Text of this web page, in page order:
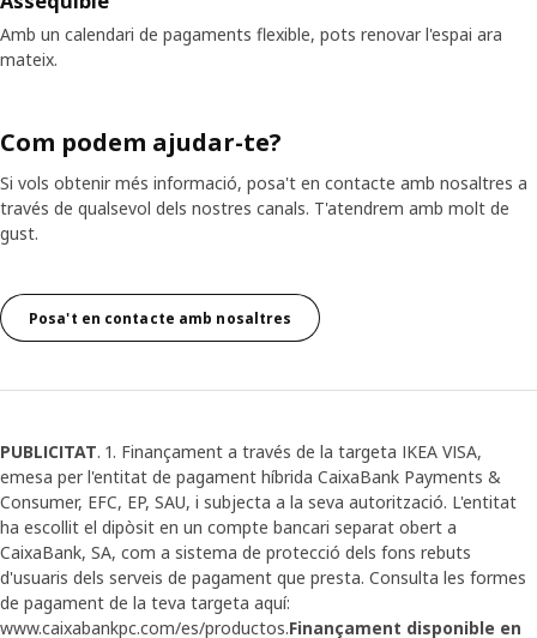
Amb un calendari de pagaments flexible, pots renovar l'espai ara
mateix.
Com podem ajudar-te?
Si vols obtenir més informació, posa't en contacte amb nosaltres a
través de qualsevol dels nostres canals. T'atendrem amb molt de
gust.
Posa't en contacte amb nosaltres
PUBLICITAT. 1. Finançament a través de la targeta IKEA VISA,
emesa per l'entitat de pagament híbrida CaixaBank Payments &
Consumer, EFC, EP, SAU, i subjecta a la seva autorització. L'entitat
ha escollit el dipòsit en un compte bancari separat obert a
CaixaBank, SA, com a sistema de protecció dels fons rebuts
d'usuaris dels serveis de pagament que presta. Consulta les formes
de pagament de la teva targeta aquí:
www.caixabankpc.com/es/productos.Finançament disponible en